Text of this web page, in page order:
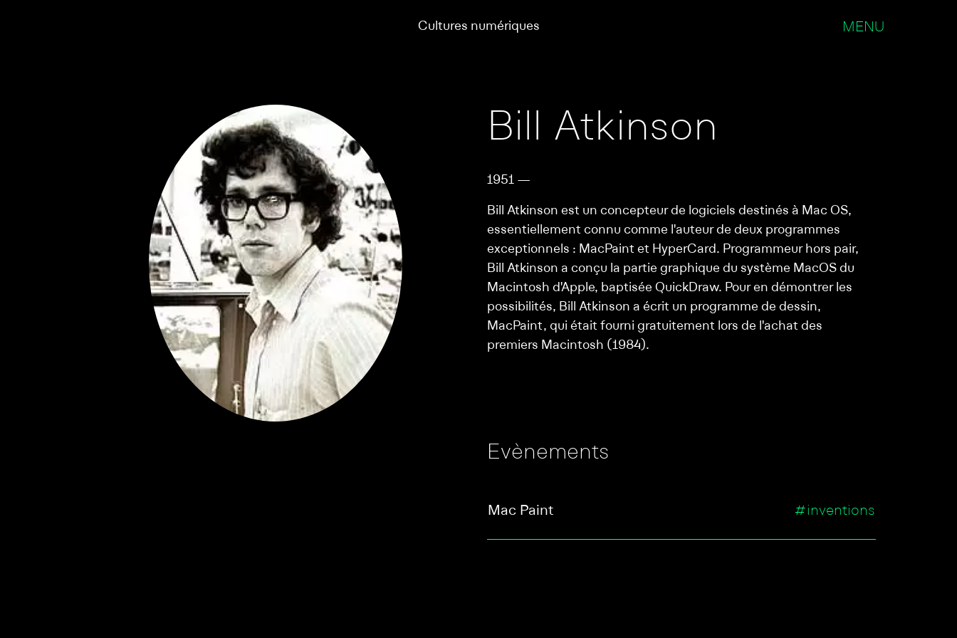
Cultures numériques MENU
Bill Atkinson
1951 —
Bill Atkinson est un concepteur de logiciels destinés à Mac OS,
essentiellement connu comme l'auteur de deux programmes
exceptionnels : MacPaint et HyperCard. Programmeur hors pair,
Bill Atkinson a conçu la partie graphique du système MacOS du
Macintosh d'Apple, baptisée QuickDraw. Pour en démontrer les
possibilités, Bill Atkinson a écrit un programme de dessin,
MacPaint, qui était fourni gratuitement lors de l'achat des
premiers Macintosh (1984).
Evènements
Mac Paint #inventions